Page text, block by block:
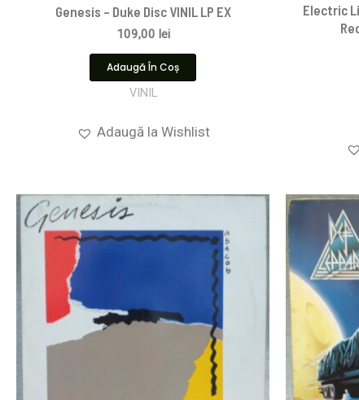
Genesis – Duke Disc VINIL LP EX
109,00 lei
Adaugă În Coș
VINIL
Adaugă la Wishlist
Electric